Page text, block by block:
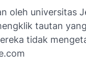
oleh universitas
tautan
tidak